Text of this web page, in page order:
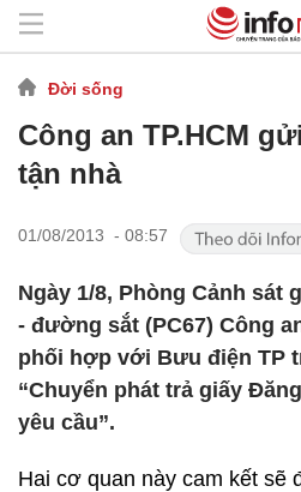
Đời sống
Công an TP.HCM
tận nhà
01/08/2013 - 08:57
Ngày 1/8, Phòng Cảnh sát
- đường sắt (PC67) Công
phối hợp với Bưu điện TP
“Chuyển phát trả giấy
yêu cầu”.
Hai cơ quan này cam kết sẽ